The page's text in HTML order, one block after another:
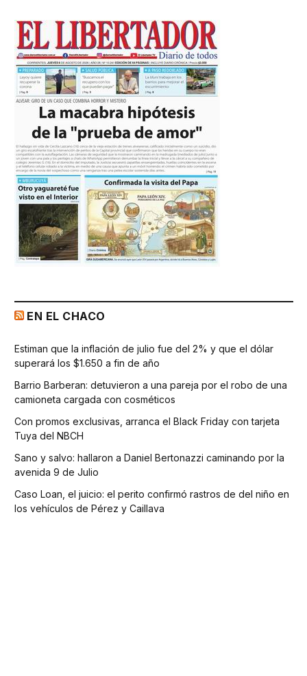
EN EL CHACO
Estiman que la inflación de julio fue del 2% y que el dólar
superará los $1.650 a fin de año
Barrio Barberan: detuvieron a una pareja por el robo de una
camioneta cargada con cosméticos
Con promos exclusivas, arranca el Black Friday con tarjeta
Tuya del NBCH
Sano y salvo: hallaron a Daniel Bertonazzi caminando por la
avenida 9 de Julio
Caso Loan, el juicio: el perito confirmó rastros de del niño en
los vehículos de Pérez y Caillava